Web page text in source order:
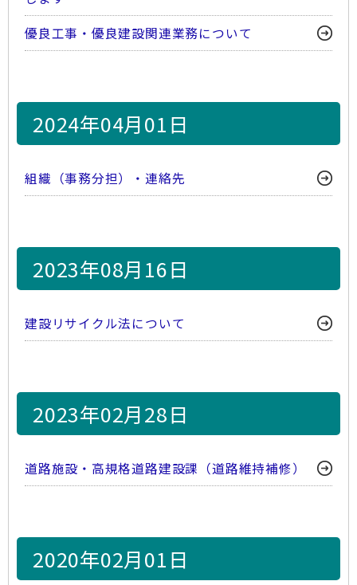
優良工事・優良建設関連業務について
2024年04月01日
組織（事務分担）・連絡先
2023年08月16日
建設リサイクル法について
2023年02月28日
道路施設・高規格道路建設課（道路維持補修）
2020年02月01日